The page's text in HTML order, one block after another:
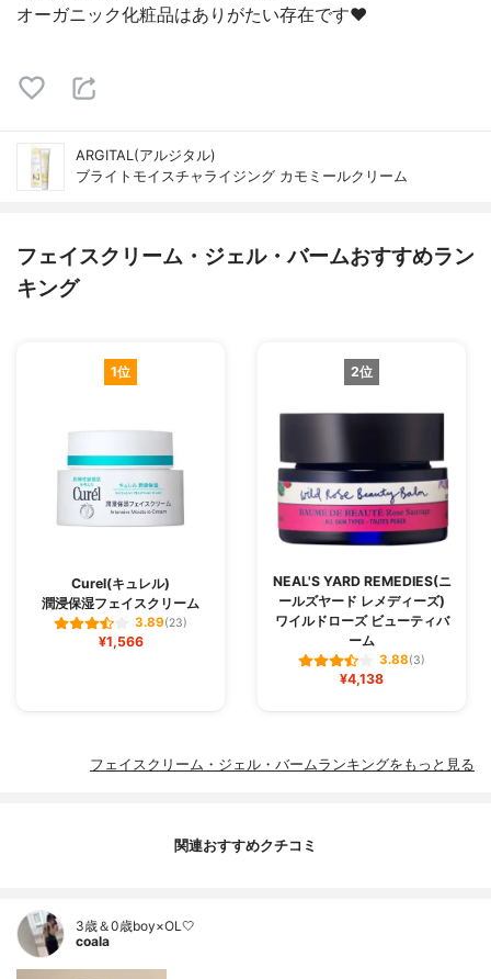
オーガニック化粧品はありがたい存在です❤️
ARGITAL(アルジタル)
ブライトモイスチャライジング カモミールクリーム
フェイスクリーム・ジェル・バームおすすめラン
キング
1位
Curel(キュレル)
潤浸保湿フェイスクリーム
3.89(23)
¥1,566
2位
NEAL'S YARD REMEDIES(ニ
ールズヤード レメディーズ)
ワイルドローズ ビューティバ
ーム
3.88(3)
¥4,138
フェイスクリーム・ジェル・バームランキングをもっと見る
関連おすすめクチコミ
3歳＆0歳boy×OL🤍
coala